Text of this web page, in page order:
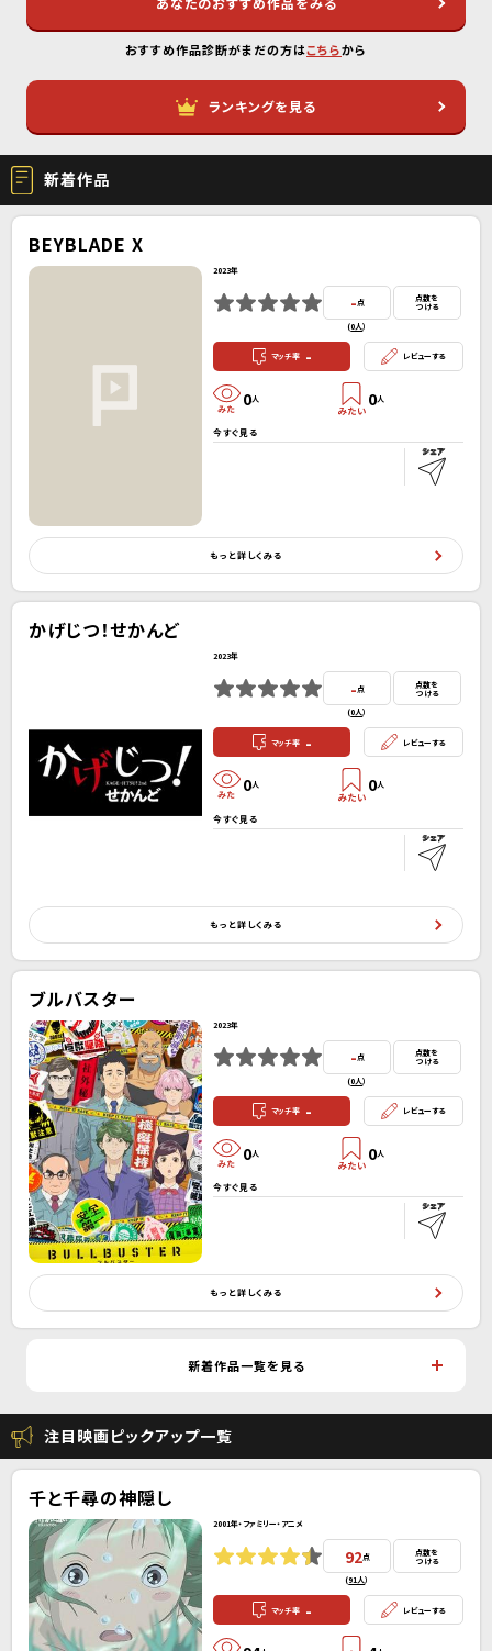
おすすめ作品診断がまだの方はこちらから
ランキングを見る
新着作品
BEYBLADE X
2023年
-点
(0人）
点数を
つける
マッチ率 - レビューする
0人 0人
今すぐ見る
もっと詳しくみる
かげじつ！せかんど
2023年
- 点
(0人）
点数を
つける
マッチ率 - レビューする
0人 0人
今すぐ見る
もっと詳しくみる
ブルバスター
2023年
-点
(0人）
点数を
つける
マッチ率 - レビューする
0人 0人
今すぐ見る
もっと詳しくみる
新着作品一覧を見る
注目映画ピックアップ一覧
千と千尋の神隠し
2001年・ファミリー・アニメ
92点
(91人）
点数を
つける
マッチ率 - レビューする